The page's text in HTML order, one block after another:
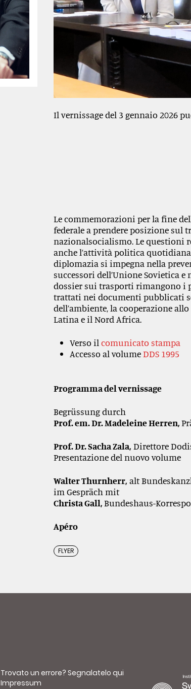
Il vernissage del 3 gennaio 2026
Le commemorazioni per la fine
federale a prendere posizione
nazionalsocialismo. Le questioni
anche l’attività politica quotidiana.
diplomazia si impegna nella
successori dell’Unione Sovietica e
dossier sui trasporti rimangono i
trattati nei documenti pubblicati
dell’ambiente, la cooperazione
Latina e il Nord Africa.
Verso il comunicato stampa
Accesso al volumeDDS 1995
Programma del vernissage
Begrüssung durch
Prof. em. Dr. Madeleine Herren,
Prof. Dr. Sacha Zala, Direttore
Presentazione del nuovo volume
Walter Thurnherr, alt
im Gespräch mit
Christa Gall,Bundeshaus-
Apéro
FLYER
Trovato un errore?Segnalatelo qui
Impressum